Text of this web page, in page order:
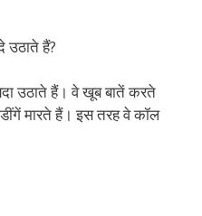
उठाते हैं?
उठाते हैं। वे खूब बातें करते
मारते हैं। इस तरह वे कॉल